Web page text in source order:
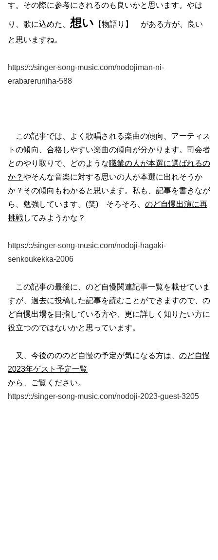
す。その際に参考にされるのも良いかと思います。やは
り、歌に込めた、 想い 【物語り】 がある方が、良い
と思いますね。
https:/::/singer-song-music.com/nodojiman-ni-
erabareruniha-588
この記事では、よく歌唱される楽曲の傾向、アーティス
トの傾向、合格しやすい楽曲の傾向が分かります。司会者
とのやり取りで、どのような職業の人が本選に選ばれるの
か？ やそんな音楽に対する思いの人が本選に出れそうか
か？その傾向もわかると思います。私も、記事を書きなが
ら、勉強しています。(笑) そろそろ、 のど自慢出演に再
挑戦してみようかな？
https:/::/singer-song-music.com/nodoji-hagaki-
senkoukekka-2006
この記事の最後に、のど自慢関連記事一覧を載せていま
すが、過去に投稿した記事を読むことができますので、の
ど自慢出場を目指している方や、更に詳しく知りたい方に
役立つのではないかと思っています。
又、今後のののど自慢の予定が気になる方は、 のど自慢
2023年ゲスト予定一覧
から、ご覧ください。
https:/::/singer-song-music.com/nodoji-2023-guest-3205